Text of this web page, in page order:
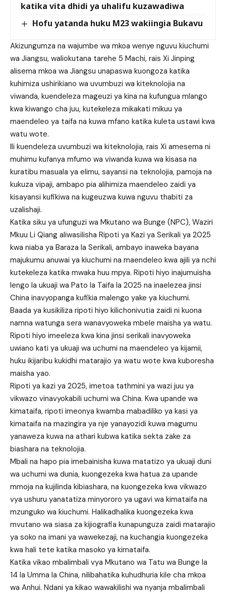
katika vita dhidi ya uhalifu kuzawadiwa
Hofu yatanda huku M23 wakiingia Bukavu
Akizungumza na wajumbe wa mkoa wenye nguvu kiuchumi
wa Jiangsu, waliokutana tarehe 5 Machi, rais Xi Jinping
alisema mkoa wa Jiangsu unapaswa kuongoza katika
kuhimiza ushirikiano wa uvumbuzi wa kiteknolojia na
viwanda, kuendeleza mageuzi ya kina na kufungua mlango
kwa kiwango cha juu, kutekeleza mikakati mikuu ya
maendeleo ya taifa na kuwa mfano katika kuleta ustawi kwa
watu wote.
Ili kuendeleza uvumbuzi wa kiteknolojia, rais Xi amesema ni
muhimu kufanya mfumo wa viwanda kuwa wa kisasa na
kuratibu masuala ya elimu, sayansi na teknolojia, pamoja na
kukuza vipaji, ambapo pia alihimiza maendeleo zaidi ya
kisayansi kufikiwa na kugeuzwa kuwa nguvu thabiti za
uzalishaji.
Katika siku ya ufunguzi wa Mkutano wa Bunge (NPC), Waziri
Mkuu Li Qiang aliwasilisha Ripoti ya Kazi ya Serikali ya 2025
kwa niaba ya Baraza la Serikali, ambayo inaweka bayana
majukumu anuwai ya kiuchumi na maendeleo kwa ajili ya nchi
kutekeleza katika mwaka huu mpya. Ripoti hiyo inajumuisha
lengo la ukuaji wa Pato la Taifa la 2025 na inaelezea jinsi
China inavyopanga kufikia malengo yake ya kiuchumi.
Baada ya kusikiliza ripoti hiyo kilichonivutia zaidi ni kuona
namna watunga sera wanavyoweka mbele maisha ya watu.
Ripoti hiyo imeeleza kwa kina jinsi serikali inavyoweka
uwiano kati ya ukuaji wa uchumi na maendeleo ya kijamii,
huku ikijaribu kukidhi matarajio ya watu wote kwa kuboresha
maisha yao.
Ripoti ya kazi ya 2025, imetoa tathmini ya wazi juu ya
vikwazo vinavyokabili uchumi wa China. Kwa upande wa
kimataifa, ripoti imeonya kwamba mabadiliko ya kasi ya
kimataifa na mazingira ya nje yanayozidi kuwa magumu
yanaweza kuwa na athari kubwa katika sekta zake za
biashara na teknolojia.
Mbali na hapo pia imebainisha kuwa matatizo ya ukuaji duni
wa uchumi wa dunia, kuongezeka kwa hatua za upande
mmoja na kujilinda kibiashara, na kuongezeka kwa vikwazo
vya ushuru yanatatiza minyororo ya ugavi wa kimataifa na
mzunguko wa kiuchumi. Halikadhalika kuongezeka kwa
mvutano wa siasa za kijiografia kunapunguza zaidi matarajio
ya soko na imani ya wawekezaji, na kuchangia kuongezeka
kwa hali tete katika masoko ya kimataifa.
Katika vikao mbalimbali vya Mkutano wa Tatu wa Bunge la
14 la Umma la China, nilibahatika kuhudhuria kile cha mkoa
wa Anhui. Ndani ya kikao wawakilishi wa nyanja mbalimbali